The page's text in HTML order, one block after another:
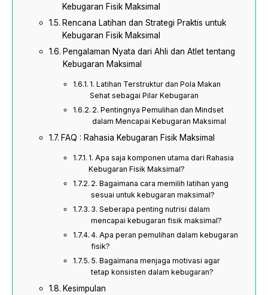
Kebugaran Fisik Maksimal
Rencana Latihan dan Strategi Praktis untuk
Kebugaran Fisik Maksimal
Pengalaman Nyata dari Ahli dan Atlet tentang
Kebugaran Maksimal
1. Latihan Terstruktur dan Pola Makan
Sehat sebagai Pilar Kebugaran
2. Pentingnya Pemulihan dan Mindset
dalam Mencapai Kebugaran Maksimal
FAQ : Rahasia Kebugaran Fisik Maksimal
1. Apa saja komponen utama dari Rahasia
Kebugaran Fisik Maksimal?
2. Bagaimana cara memilih latihan yang
sesuai untuk kebugaran maksimal?
3. Seberapa penting nutrisi dalam
mencapai kebugaran fisik maksimal?
4. Apa peran pemulihan dalam kebugaran
fisik?
5. Bagaimana menjaga motivasi agar
tetap konsisten dalam kebugaran?
Kesimpulan